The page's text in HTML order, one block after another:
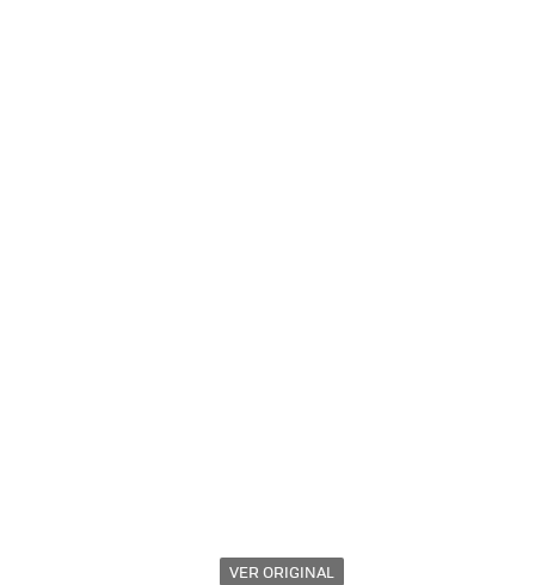
VER ORIGINAL